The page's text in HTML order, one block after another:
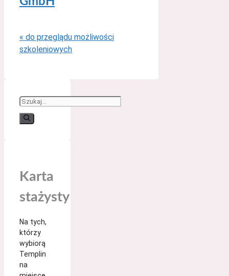
« do przeglądu możliwości
szkoleniowych
Suchen
nach:
Karta
stażysty
Na tych,
którzy
wybiorą
Templin
na